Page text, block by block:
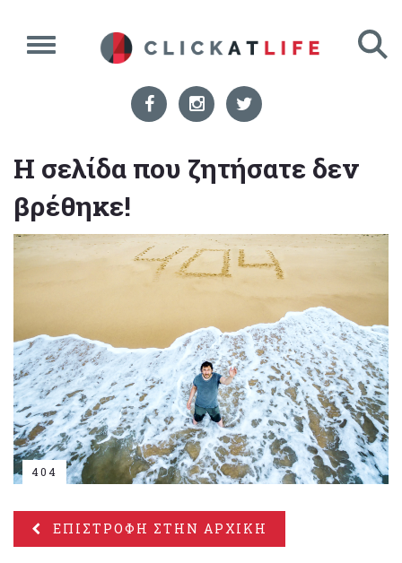
Η σελίδα που ζητήσατε δεν
βρέθηκε!
404
ΕΠΙΣΤΡΟΦΗ ΣΤΗΝ ΑΡΧΙΚΗ